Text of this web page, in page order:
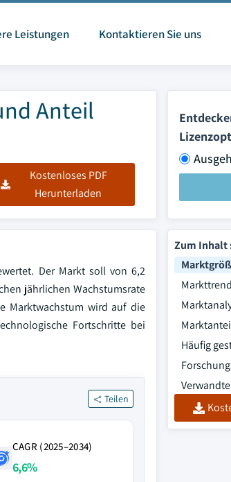
Leistungen Kontaktieren Sie uns
Anteil
Kostenloses PDF
Herunterladen
Der Markt soll von 6,2
jährlichen Wachstumsrate
Marktwachstum wird auf die
Fortschritte bei
Teilen
CAGR (2025–2034)
6,6%
Zum Inhalt
Häufig